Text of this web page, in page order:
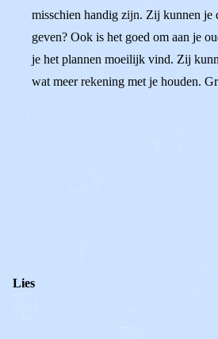
misschien handig zijn. Zij kunnen je
geven? Ook is het goed om aan je
je het plannen moeilijk vind. Zij
wat meer rekening met je houden.
Lies